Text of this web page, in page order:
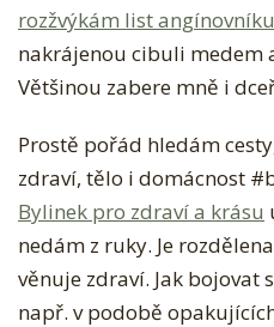
rozžvýkám list angínovníku
nakrájenou cibuli medem
Většinou zabere mně i
Prostě pořád hledám
zdraví, tělo i domácnost
Bylinek pro zdraví a krásu
nedám z ruky. Je
věnuje zdraví. Jak
např. v podobě